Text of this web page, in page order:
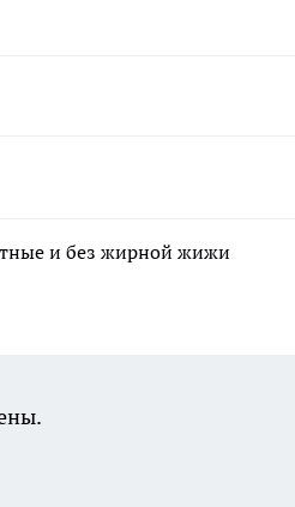
и без жирной жижи